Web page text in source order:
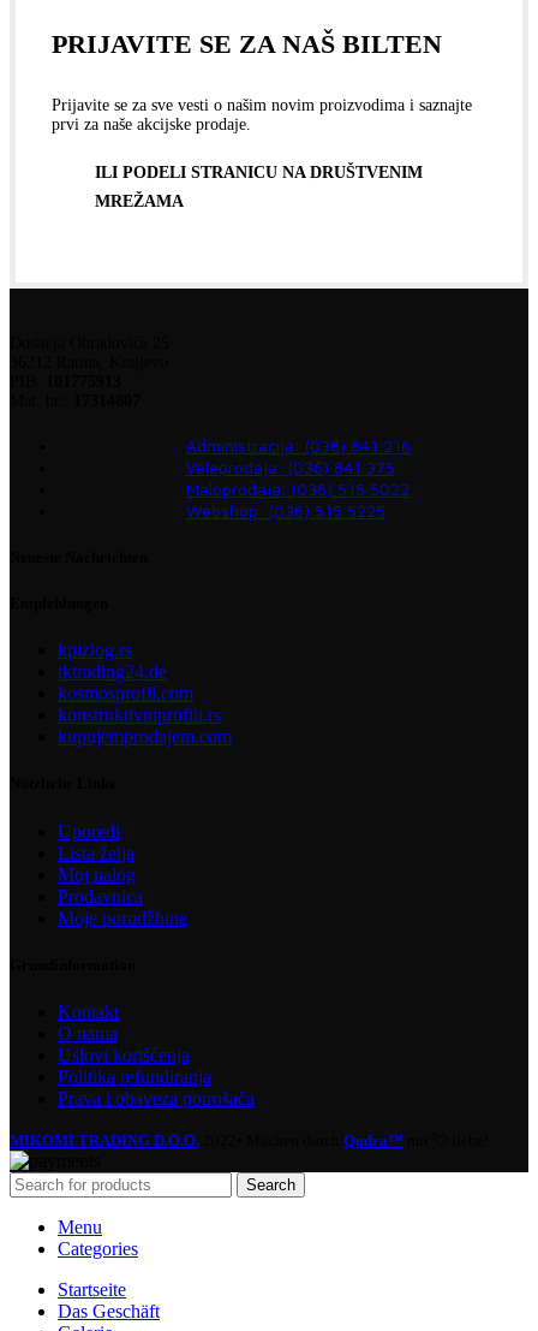
PRIJAVITE SE ZA NAŠ BILTEN
Prijavite se za sve vesti o našim novim proizvodima i saznajte
prvi za naše akcijske prodaje.
ILI PODELI STRANICU NA DRUŠTVENIM
MREŽAMA
Administracija: (036) 841 216
Veleprodaja: (036) 841 375
Maloprodaja: (036) 515 5022
Webshop: (036) 515 5225
kpizlog.rs
tktrading24.de
kosmosprofil.com
konstruktivniprofili.rs
kupujemprodajem.com
Uporedi
Lista želja
Moj nalog
Prodavnica
Moje porudžbine
Kontakt
O nama
Uslovi korišćenja
Politika refundiranja
Prava i obaveza potrošača
MIKOMI TRADING D.O.O. Qudra™
Search
Menu
Categories
Startseite
Das Geschäft